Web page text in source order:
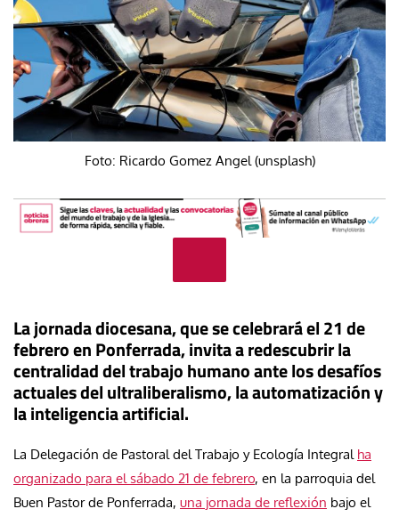
Foto: Ricardo Gomez Angel (unsplash)
La jornada diocesana, que se celebrará el 21 de
febrero en Ponferrada, invita a redescubrir la
centralidad del trabajo humano ante los desafíos
actuales del ultraliberalismo, la automatización y
la inteligencia artificial.
La Delegación de Pastoral del Trabajo y Ecología Integral ha
organizado para el sábado 21 de febrero, en la parroquia del
Buen Pastor de Ponferrada, una jornada de reflexión bajo el